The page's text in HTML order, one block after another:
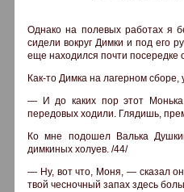
Однако на полевых работах я
сидели вокруг Димки и под его
еще находился почти посередке
Как-то Димка на лагерном
— И до каких пор этот
передовых ходили. Глядишь,
Ко мне подошел Валька
димкиных холуев. /44/
— Ну, вот что, Моня, — сказал
твой чесночный запах здесь